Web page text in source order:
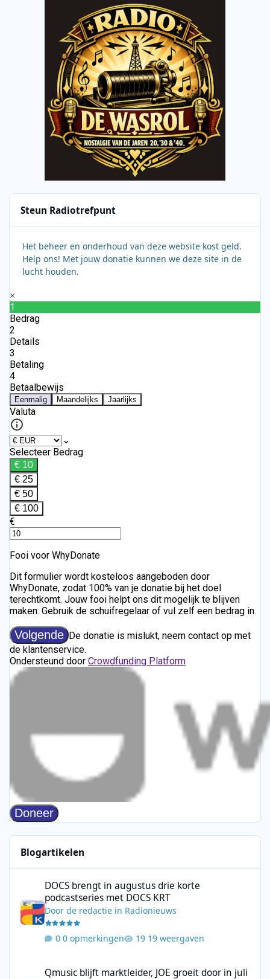
Steun Radiotrefpunt
Het beheer en onderhoud van deze website kost geld.
Help ons! Met jouw donatie kunnen we deze site in de
lucht houden.
Blogartikelen
DOCS brengt in augustus drie korte
podcastseries met DOCS KRT
Doorde redactie in Radionieuws
0 opmerkingen 19 weergaven
Qmusic blijft marktleider, JOE groeit door in juli